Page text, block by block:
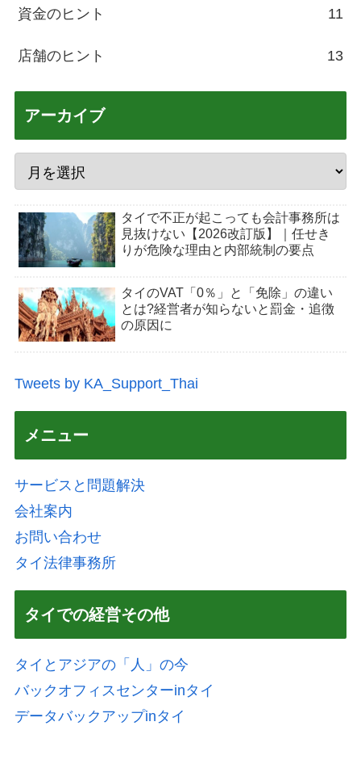
資金のヒント 11
店舗のヒント 13
アーカイブ
タイで不正が起こっても会計事務所は
見抜けない【2026改訂版】｜任せき
りが危険な理由と内部統制の要点
タイのVAT「0％」と「免除」の違い
とは?経営者が知らないと罰金・追徴
の原因に
Tweets by KA_Support_Thai
メニュー
サービスと問題解決
会社案内
お問い合わせ
タイ法律事務所
タイでの経営その他
タイとアジアの「人」の今
バックオフィスセンターinタイ
データバックアップinタイ